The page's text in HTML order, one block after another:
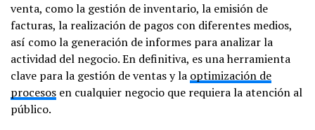
venta, como la gestión de inventario, la emisión de
facturas, la realización de pagos con diferentes medios,
así como la generación de informes para analizar la
actividad del negocio. En definitiva, es una herramienta
clave para la gestión de ventas y la optimización de
procesos en cualquier negocio que requiera la atención al
público.